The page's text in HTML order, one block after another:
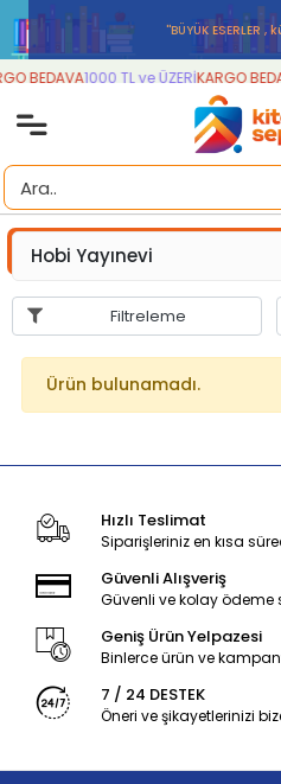
''BÜYÜK
BEDAVA1000 TL ve ÜZERİKARGO
Hobi Yayınevi
Filtreleme
Ürün bulunamadı.
Hızlı Teslimat
Siparişleriniz en kısa
Güvenli Alışveriş
Güvenli ve kolay ödeme
Geniş Ürün Yelpazesi
Binlerce ürün ve
7 / 24 DESTEK
Öneri ve şikayetlerinizi